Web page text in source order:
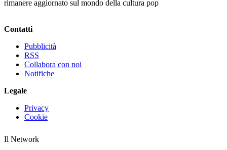
rimanere aggiornato sul mondo della cultura pop
Contatti
Pubblicità
RSS
Collabora con noi
Notifiche
Legale
Privacy
Cookie
Il Network